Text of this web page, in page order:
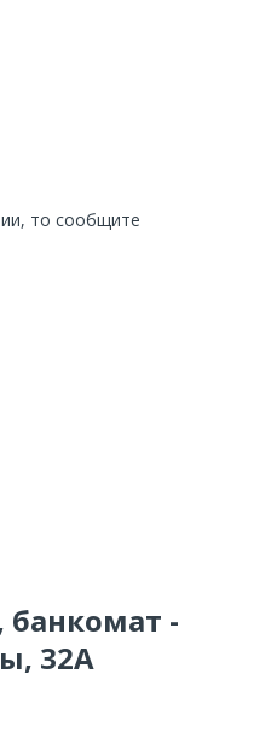
то сообщите
банкомат -
32А